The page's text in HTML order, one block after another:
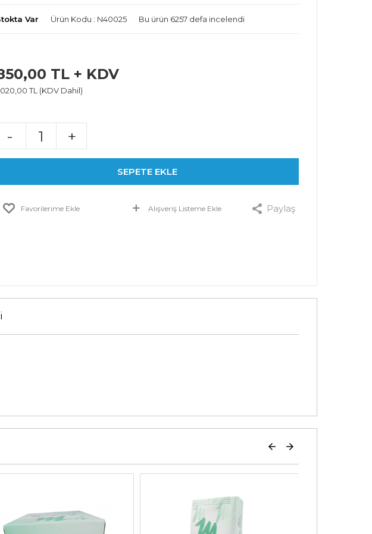
Var Ürün Kodu : N40025 Bu ürün 6257 defa incelendi
TL + KDV
TL (KDV Dahil)
- +
SEPETE EKLE
Favorilerime Ekle Alışveriş Listeme Ekle Paylaş